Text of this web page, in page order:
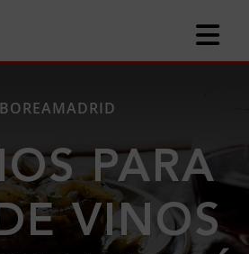
PARA
VINOS